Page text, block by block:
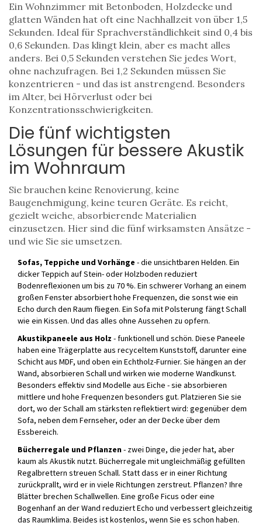
Ein Wohnzimmer mit Betonboden, Holzdecke und
glatten Wänden hat oft eine Nachhallzeit von über 1,5
Sekunden. Ideal für Sprachverständlichkeit sind 0,4 bis
0,6 Sekunden. Das klingt klein, aber es macht alles
anders. Bei 0,5 Sekunden verstehen Sie jedes Wort,
ohne nachzufragen. Bei 1,2 Sekunden müssen Sie
konzentrieren - und das ist anstrengend. Besonders
im Alter, bei Hörverlust oder bei
Konzentrationsschwierigkeiten.
Die fünf wichtigsten
Lösungen für bessere Akustik
im Wohnraum
Sie brauchen keine Renovierung, keine
Baugenehmigung, keine teuren Geräte. Es reicht,
gezielt weiche, absorbierende Materialien
einzusetzen. Hier sind die fünf wirksamsten Ansätze -
und wie Sie sie umsetzen.
Sofas, Teppiche und Vorhänge - die unsichtbaren Helden. Ein
dicker Teppich auf Stein- oder Holzboden reduziert
Bodenreflexionen um bis zu 70 %. Ein schwerer Vorhang an einem
großen Fenster absorbiert hohe Frequenzen, die sonst wie ein
Echo durch den Raum fliegen. Ein Sofa mit Polsterung fängt Schall
wie ein Kissen. Und das alles ohne Aussehen zu opfern.
Akustikpaneele aus Holz - funktionell und schön. Diese Paneele
haben eine Trägerplatte aus recyceltem Kunststoff, darunter eine
Schicht aus MDF, und oben ein Echtholz-Furnier. Sie hängen an der
Wand, absorbieren Schall und wirken wie moderne Wandkunst.
Besonders effektiv sind Modelle aus Eiche - sie absorbieren
mittlere und hohe Frequenzen besonders gut. Platzieren Sie sie
dort, wo der Schall am stärksten reflektiert wird: gegenüber dem
Sofa, neben dem Fernseher, oder an der Decke über dem
Essbereich.
Bücherregale und Pflanzen- zwei Dinge, die jeder hat, aber
kaum als Akustik nutzt. Bücherregale mit ungleichmäßig gefüllten
Regalbrettern streuen Schall. Statt dass er in einer Richtung
zurückprallt, wird er in viele Richtungen zerstreut. Pflanzen? Ihre
Blätter brechen Schallwellen. Eine große Ficus oder eine
Bogenhanf an der Wand reduziert Echo und verbessert gleichzeitig
das Raumklima. Beides ist kostenlos, wenn Sie es schon haben.